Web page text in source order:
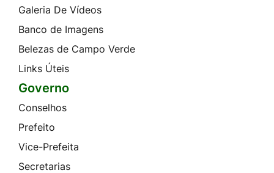
Galeria De Vídeos
Banco de Imagens
Belezas de Campo Verde
Links Úteis
Governo
Conselhos
Prefeito
Vice-Prefeita
Secretarias